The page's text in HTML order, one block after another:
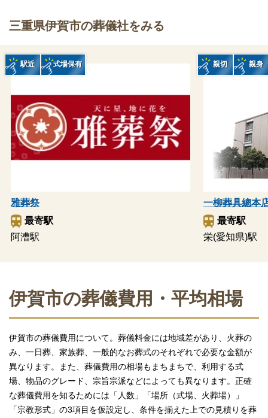
三重県伊賀市の葬儀社をみる
雅葬祭
最寄駅
阿漕駅
駅近 式場保有
一柳葬具總本
最寄駅
栄(愛知県)駅
親切 親身
伊賀市の葬儀費用・平均相場
伊賀市の葬儀費用について。葬儀料金には地域差があり、火葬の
み、一日葬、家族葬、一般的なお葬式のそれぞれで必要な金額が
異なります。また、葬儀費用の相場もまちまちで、利用する式
場、物品のグレード、宗旨宗派などによっても異なります。正確
な葬儀費用を知るためには「人数」「場所（式場、火葬場）」
「宗教形式」の3項目を仮設定し、条件を揃えた上での見積りを葬